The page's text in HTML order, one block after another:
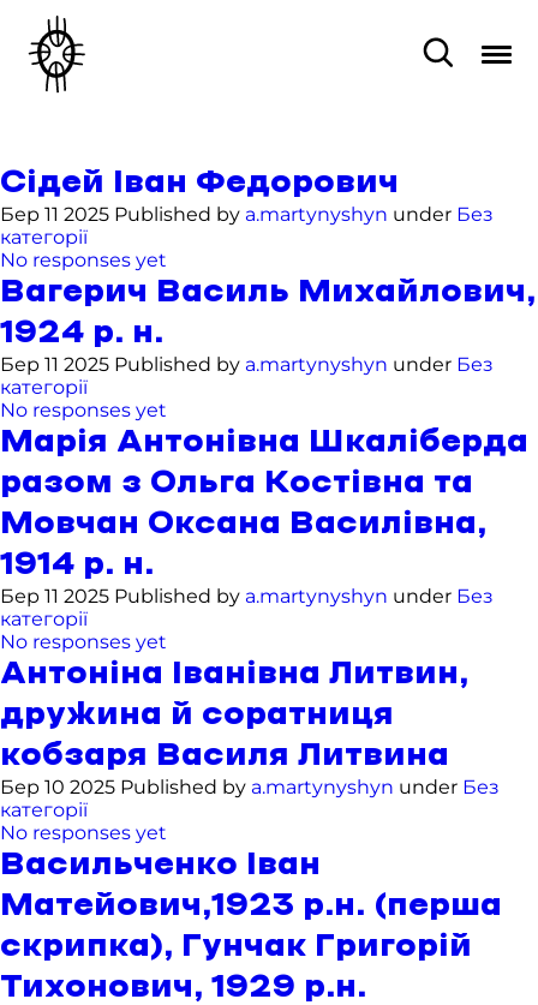
Сідей Іван Федорович
Бер 11 2025 Published by a.martynyshyn under Без
категорії
No responses yet
Вагерич Василь Михайлович,
1924 р. н.
Бер 11 2025 Published by a.martynyshyn under Без
категорії
No responses yet
Марія Антонівна Шкаліберда
разом з Ольга Костівна та
Мовчан Оксана Василівна,
1914 р. н.
Бер 11 2025 Published by a.martynyshyn under Без
категорії
No responses yet
Антоніна Іванівна Литвин,
дружина й соратниця
кобзаря Василя Литвина
Бер 10 2025 Published by a.martynyshyn under Без
категорії
No responses yet
Васильченко Іван
Матейович,1923 р.н. (перша
скрипка), Гунчак Григорій
Тихонович, 1929 р.н.